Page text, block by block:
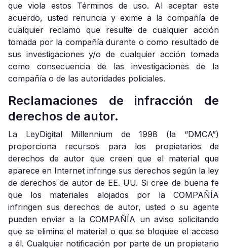
que viola estos Términos de uso. Al aceptar este
acuerdo, usted renuncia y exime a la compañía de
cualquier reclamo que resulte de cualquier acción
tomada por la compañía durante o como resultado de
sus investigaciones y/o de cualquier acción tomada
como consecuencia de las investigaciones de la
compañía o de las autoridades policiales.
Reclamaciones de infracción de
derechos de autor.
La LeyDigital Millennium de 1998 (la “DMCA”)
proporciona recursos para los propietarios de
derechos de autor que creen que el material que
aparece en Internet infringe sus derechos según la ley
de derechos de autor de EE. UU. Si cree de buena fe
que los materiales alojados por la COMPAÑÍA
infringen sus derechos de autor, usted o su agente
pueden enviar a la COMPAÑÍA un aviso solicitando
que se elimine el material o que se bloquee el acceso
a él. Cualquier notificación por parte de un propietario